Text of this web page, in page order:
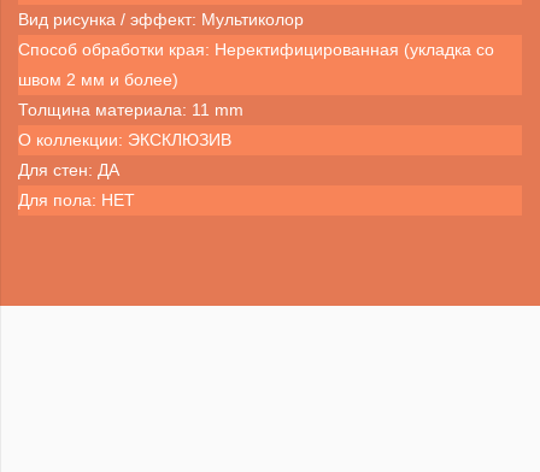
Вид рисунка / эффект: Мультиколор
Способ обработки края: Неректифицированная (укладка со
швом 2 мм и более)
Толщина материала: 11 mm
О коллекции: ЭКСКЛЮЗИВ
Для стен: ДА
Для пола: НЕТ